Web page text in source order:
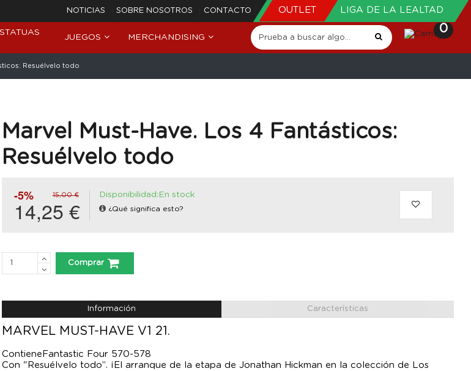
NOTICIAS SOBRE NOSOTROS CONTACTO OUTLET LIGA DE LA LEALTAD
JUEGOS MERCHANDISING
0
Resuélvelo todo
Marvel Must-Have. Los 4 Fantásticos:
Resuélvelo todo
-5% 15,00 €
14,25 €
Disponibilidad:En stock
¿Qué significa esto?
Comprar
Información Características
MARVEL MUST-HAVE V1 21.
ContieneFantastic Four 570-578
Con "Resuélvelo todo”. ¡El arranque de la etapa de Jonathan Hickman en la colección de Los